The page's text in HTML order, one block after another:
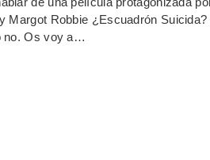
Margot Robbie ¿Escuadrón Suicida?
no. Os voy a…